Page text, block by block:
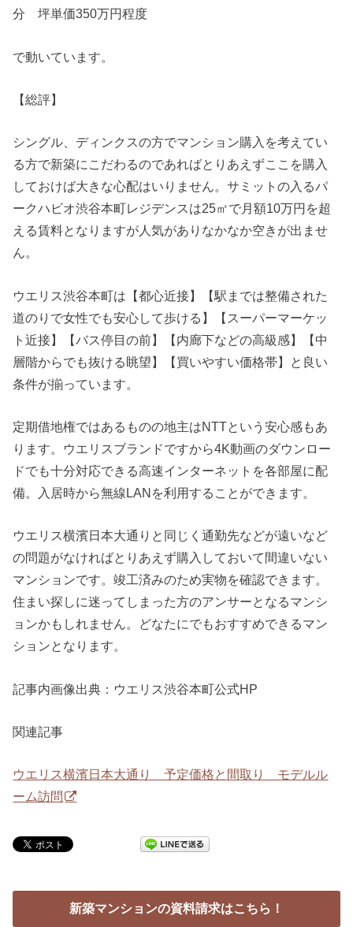
分 坪単価350万円程度
で動いています。
【総評】
シングル、ディンクスの方でマンション購入を考えてい
る方で新築にこだわるのであればとりあえずここを購入
しておけば大きな心配はいりません。サミットの入るパ
ークハビオ渋谷本町レジデンスは25㎡で月額10万円を超
える賃料となりますが人気がありなかなか空きが出ませ
ん。
ウエリス渋谷本町は【都心近接】【駅までは整備された
道のりで女性でも安心して歩ける】【スーパーマーケッ
ト近接】【バス停目の前】【内廊下などの高級感】【中
層階からでも抜ける眺望】【買いやすい価格帯】と良い
条件が揃っています。
定期借地権ではあるものの地主はNTTという安心感もあ
ります。ウエリスブランドですから4K動画のダウンロー
ドでも十分対応できる高速インターネットを各部屋に配
備。入居時から無線LANを利用することができます。
ウエリス横濱日本大通りと同じく通勤先などが遠いなど
の問題がなければとりあえず購入しておいて間違いない
マンションです。竣工済みのため実物を確認できます。
住まい探しに迷ってしまった方のアンサーとなるマンシ
ョンかもしれません。どなたにでもおすすめできるマン
ションとなります。
記事内画像出典：ウエリス渋谷本町公式HP
関連記事
ウエリス横濱日本大通り 予定価格と間取り モデルル
ーム訪問
新築マンションの資料請求はこちら！